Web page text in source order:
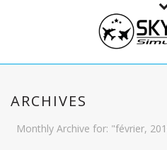
ARCHIVES
Monthly Archive for: "février,